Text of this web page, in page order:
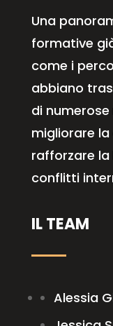
Una
formative
come i
abbiano
di
migliorare
rafforzare la
conflitti
IL TEAM
Alessia